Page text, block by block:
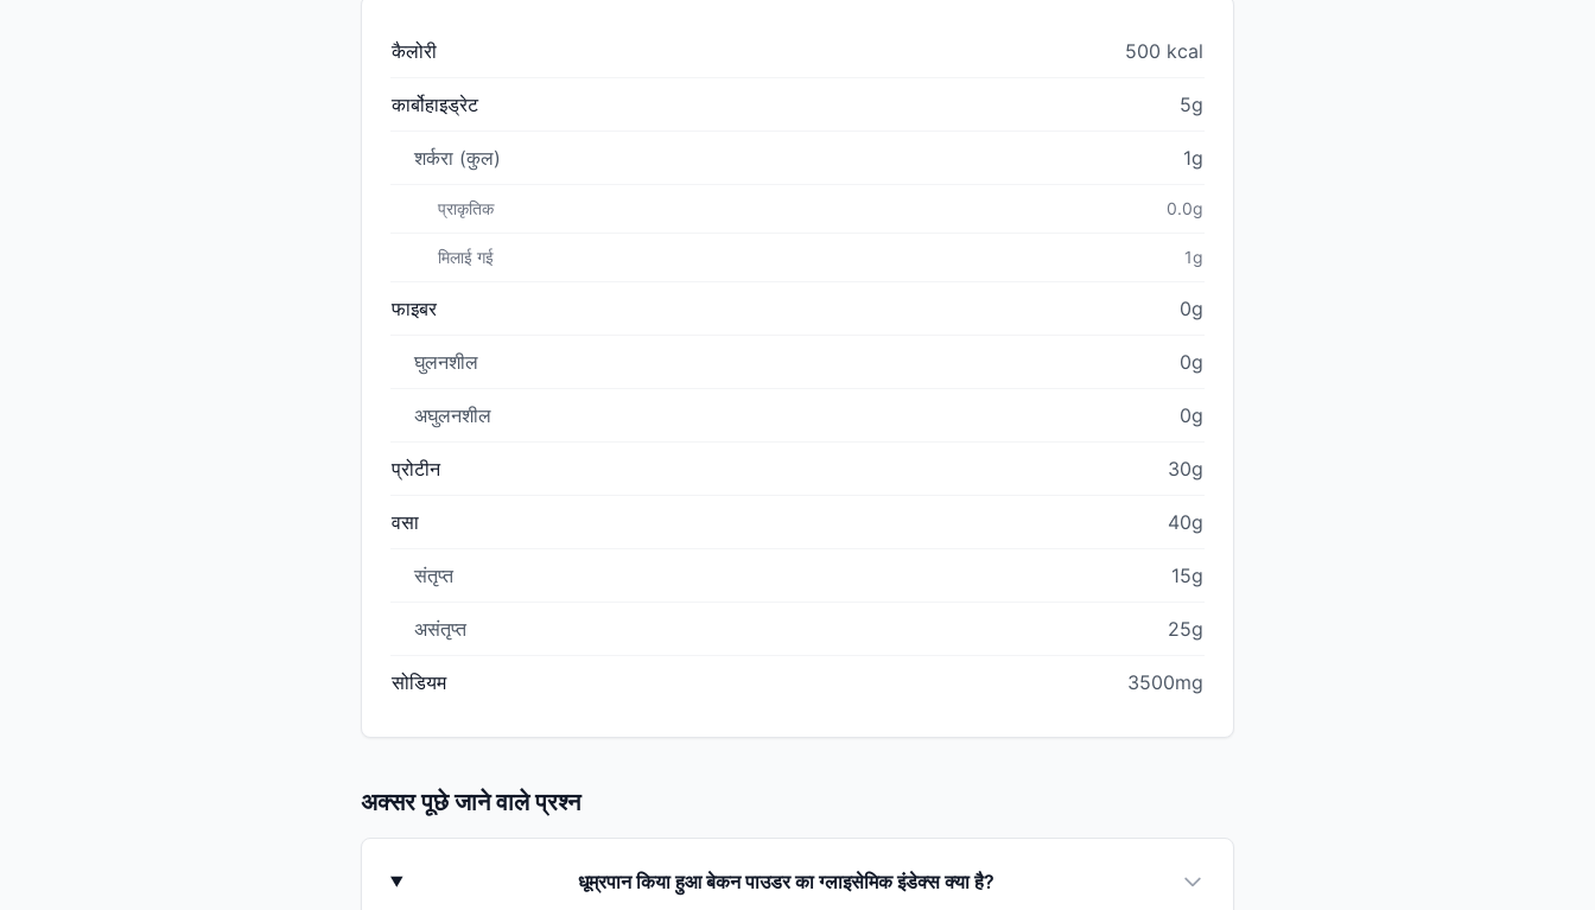
कैलोरी 500 kcal
कार्बोहाइड्रेट 5g
शर्करा (कुल) 1g
प्राकृतिक 0.0g
मिलाई गई 1g
फाइबर 0g
घुलनशील 0g
अघुलनशील 0g
प्रोटीन 30g
वसा 40g
संतृप्त 15g
असंतृप्त 25g
सोडियम 3500mg
अक्सर पूछे जाने वाले प्रश्न
धूम्रपान किया हुआ बेकन पाउडर का ग्लाइसेमिक इंडेक्स क्या है?